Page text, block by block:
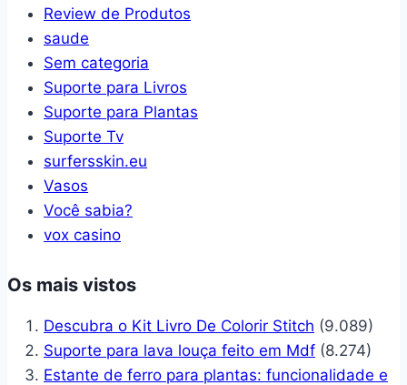
Review de Produtos
saude
Sem categoria
Suporte para Livros
Suporte para Plantas
Suporte Tv
surfersskin.eu
Vasos
Você sabia?
vox casino
Os mais vistos
Descubra o Kit Livro De Colorir Stitch (9.089)
Suporte para lava louça feito em Mdf (8.274)
Estante de ferro para plantas: funcionalidade e